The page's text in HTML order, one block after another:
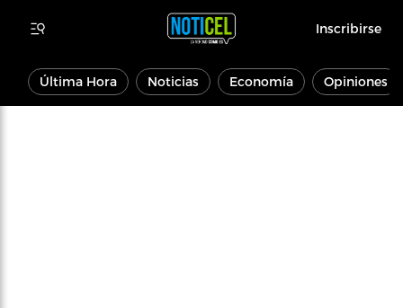
Inscribirse
Última Hora Noticias Economía Opiniones